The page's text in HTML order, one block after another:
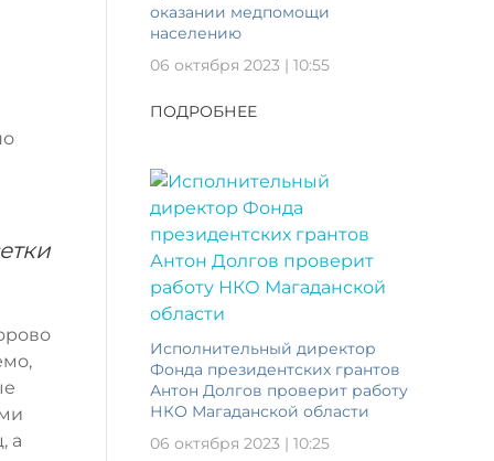
а
оказании медпомощи
населению
06 октября 2023 | 10:55
ПОДРОБНЕЕ
Исполнительный директор
Фонда президентских грантов
Антон Долгов проверит работу
НКО Магаданской области
06 октября 2023 | 10:25